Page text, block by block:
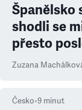
Španělsko
shodli se
přesto
Zuzana
Česko•9 minut